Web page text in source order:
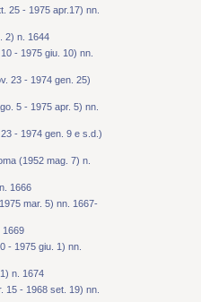
25 - 1975 apr.17) nn.
2) n. 1644
- 1975 giu. 10) nn.
23 - 1974 gen. 25)
5 - 1975 apr. 5) nn.
- 1974 gen. 9 e s.d.)
(1952 mag. 7) n.
1666
mar. 5) nn. 1667-
1669
- 1975 giu. 1) nn.
n. 1674
15 - 1968 set. 19) nn.